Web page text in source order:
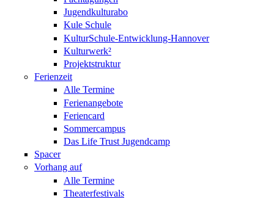
Jugendkulturabo
Kule Schule
KulturSchule-Entwicklung-Hannover
Kulturwerk²
Projektstruktur
Ferienzeit
Alle Termine
Ferienangebote
Feriencard
Sommercampus
Das Life Trust Jugendcamp
Spacer
Vorhang auf
Alle Termine
Theaterfestivals